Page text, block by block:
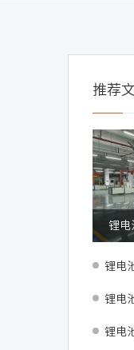
推荐
锂电池
锂电池PACK组装线
锂电池pack